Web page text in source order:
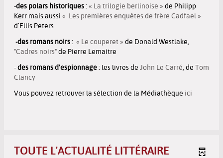
-des polars historiques: « La trilogie berlinoise » de Philipp
Kerr mais aussi « Les premières enquêtes de frère Cadfael »
d’Ellis Peters
-des romans noirs: « Le couperet » de Donald Westlake,
"Cadres noirs"de Pierre Lemaitre
-des romans d'espionnage: les livres de John Le Carré, de Tom
Clancy
Vous pouvez retrouver la sélection de la Médiathèque ici
TOUTE L'ACTUALITÉ LITTÉRAIRE